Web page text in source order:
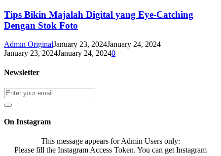
Tips Bikin Majalah Digital yang Eye-Catching
Dengan Stok Foto
Admin OriginalJanuary 23, 2024January 24, 2024
January 23, 2024January 24, 20240
Newsletter
On Instagram
This message appears for Admin Users only:
Please fill the Instagram Access Token. You can get Instagram